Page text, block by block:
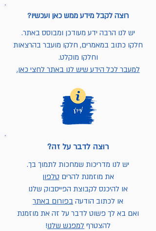
רוצה לקבל מידע ממש כאן ועכשיו?
יש לנו הרבה ידע מעודכן ומבוסס באתר.
חלקו כתוב במאמרים, חלקו מועבר בהרצאות
וחלקו מוקלט.
למעבר לכל הידע שיש לנו באתר לחצי כאן.
רוצה לדבר על זה?
יש לנו מדריכות שמחכות לתמוך בך.
את מוזמנת להרים טלפון
או להיכנס לקבוצת הפייסבוק שלנו
או לכתוב הודעה בפורום באתר
ואם בא לך פשוט לדבר על זה את מוזמנת
להצטרף למפגש שלנו!